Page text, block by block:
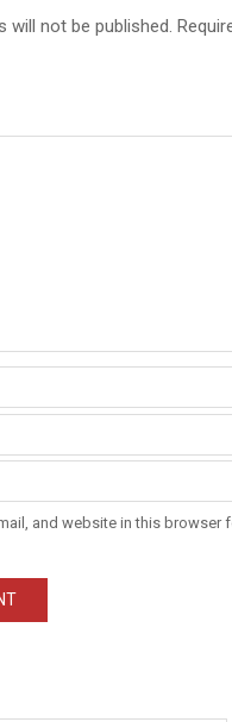
will not be published.
and website in this browser